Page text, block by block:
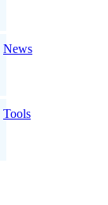
News
Tools